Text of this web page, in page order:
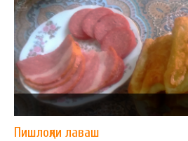
Пишлоқли лаваш